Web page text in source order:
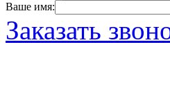
Ваше имя:
Заказать